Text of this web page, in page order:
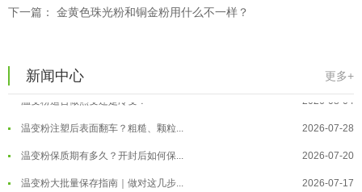
下一篇： 金黄色珠光粉和铜金粉用什么不一样？
新闻中心 更多+
温变粉可以做防伪标签、温变防伪吗... 2026-08-05
温变粉适合做热变还是冷变？ 2026-08-04
温变粉注塑后表面翻车？粗糙、颗粒... 2026-07-28
温变粉保质期有多久？开封后如何保... 2026-07-20
温变粉大批量保存指南｜做对这几步... 2026-07-17